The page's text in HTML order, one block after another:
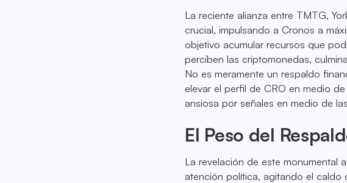
La reciente alianza entre TMTG,
crucial, impulsando a Cronos a
objetivo acumular recursos que
perciben las criptomonedas,
No es meramente un respaldo
elevar el perfil de CRO en medio
ansiosa por señales en medio de
El Peso del
La revelación de este monumental
atención política, agitando el caldo